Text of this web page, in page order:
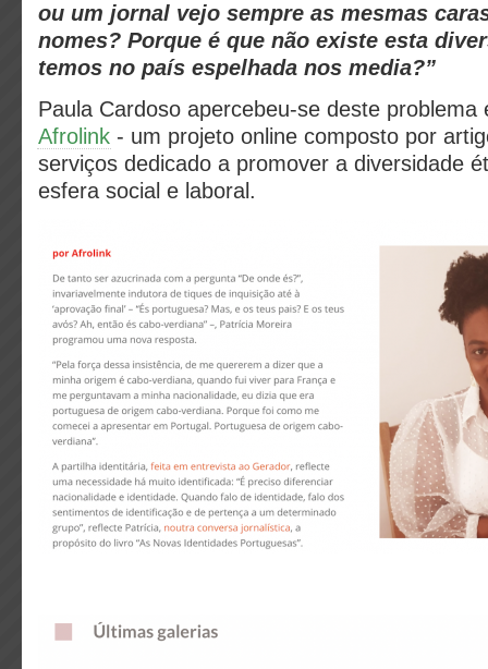
ou um jornal vejo sempre as mesmas
nomes? Porque é que não existe esta
temos no país espelhada nos media?”
Paula Cardoso apercebeu-se deste problema
Afrolink - um projeto online composto por
serviços dedicado a promover a diversidade
esfera social e laboral.